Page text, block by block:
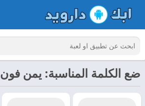
ضع الكلمة المناسبة: يمن فون apk